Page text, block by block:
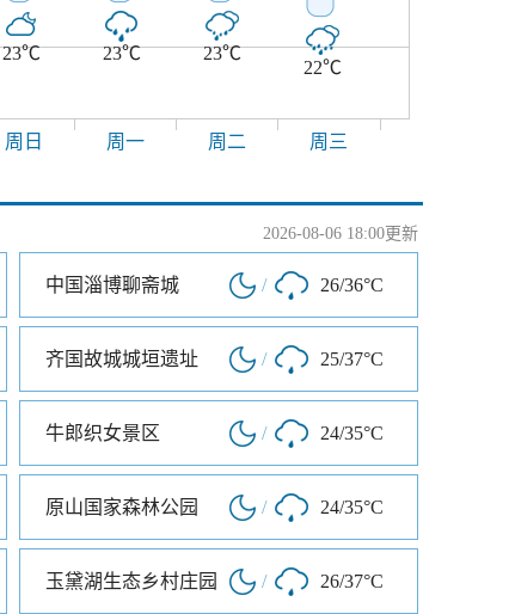
23℃ 23℃ 23℃
22℃
周日 周一 周二 周三
2026-08-06 18:00更新
中国淄博聊斋城 / 26/36°C
齐国故城城垣遗址 / 25/37°C
牛郎织女景区 / 24/35°C
原山国家森林公园 / 24/35°C
玉黛湖生态乡村庄园 / 26/37°C